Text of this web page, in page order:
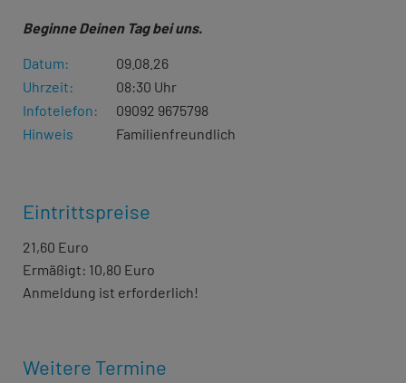
Beginne Deinen Tag bei uns.
Datum:
09.08.26
Uhrzeit:
08:30 Uhr
Infotelefon:
09092 9675798
Hinweis
Familienfreundlich
Eintrittspreise
21,60 Euro
Ermäßigt: 10,80 Euro
Anmeldung ist erforderlich!
Weitere Termine